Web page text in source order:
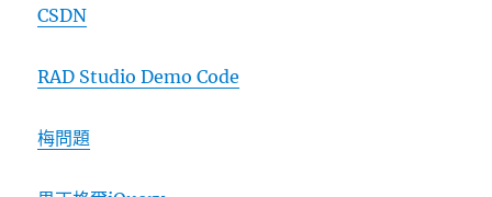
CSDN
RAD Studio Demo Code
梅問題